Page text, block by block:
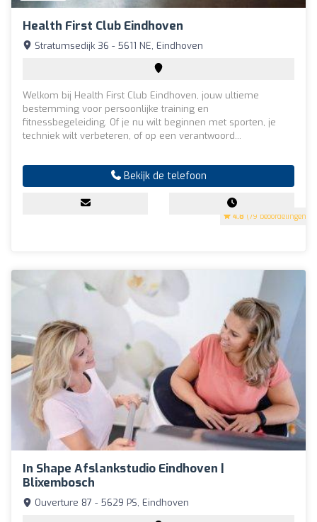
Health First Club Eindhoven
4.8 (79 beoordelingen)
Stratumsedijk 36 - 5611 NE, Eindhoven
Welkom bij Health First Club Eindhoven, jouw ultieme
bestemming voor persoonlijke training en
fitnessbegeleiding. Of je nu wilt beginnen met sporten, je
techniek wilt verbeteren, of op een verantwoord...
Bekijk de telefoon
In Shape Afslankstudio Eindhoven |
Blixembosch
Ouverture 87 - 5629 PS, Eindhoven